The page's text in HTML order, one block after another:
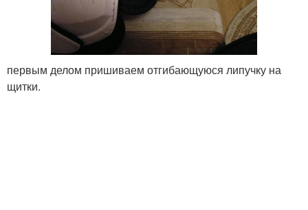
первым делом пришиваем отгибающуюся липучку на
щитки.